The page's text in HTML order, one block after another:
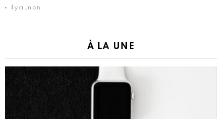
il y a un an
À LA UNE